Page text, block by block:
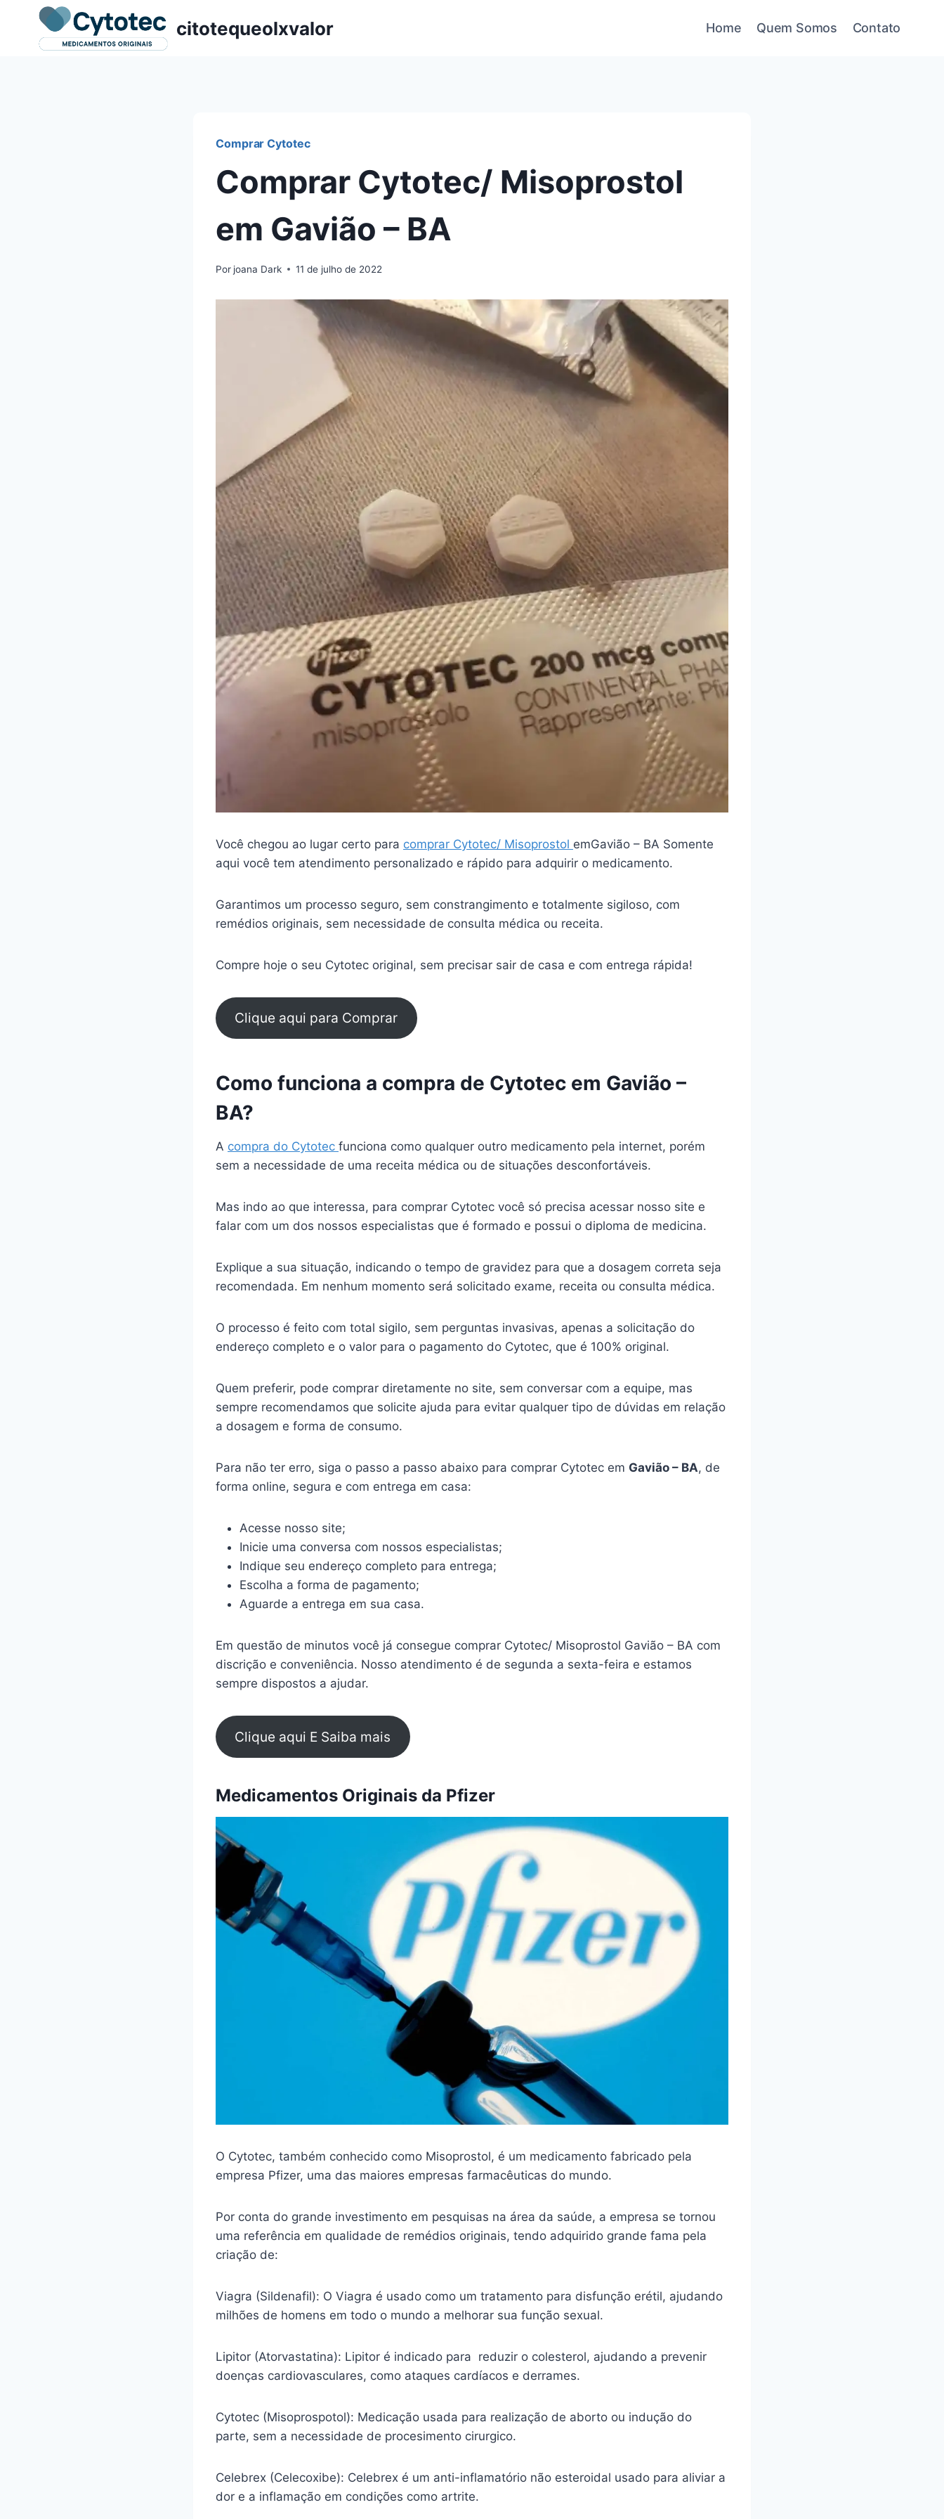
citotequeolxvalor Home Quem Somos Contato
Comprar Cytotec
Comprar Cytotec/ Misoprostol
em Gavião – BA
Por joana Dark 11 de julho de 2022
Você chegou ao lugar certo para comprar Cytotec/ Misoprostol emGavião – BA Somente
aqui você tem atendimento personalizado e rápido para adquirir o medicamento.
Garantimos um processo seguro, sem constrangimento e totalmente sigiloso, com
remédios originais, sem necessidade de consulta médica ou receita.
Compre hoje o seu Cytotec original, sem precisar sair de casa e com entrega rápida!
Clique aqui para Comprar
Como funciona a compra de Cytotec em Gavião –
BA?
A compra do Cytotec funciona como qualquer outro medicamento pela internet, porém
sem a necessidade de uma receita médica ou de situações desconfortáveis.
Mas indo ao que interessa, para comprar Cytotec você só precisa acessar nosso site e
falar com um dos nossos especialistas que é formado e possui o diploma de medicina.
Explique a sua situação, indicando o tempo de gravidez para que a dosagem correta seja
recomendada. Em nenhum momento será solicitado exame, receita ou consulta médica.
O processo é feito com total sigilo, sem perguntas invasivas, apenas a solicitação do
endereço completo e o valor para o pagamento do Cytotec, que é 100% original.
Quem preferir, pode comprar diretamente no site, sem conversar com a equipe, mas
sempre recomendamos que solicite ajuda para evitar qualquer tipo de dúvidas em relação
a dosagem e forma de consumo.
Para não ter erro, siga o passo a passo abaixo para comprar Cytotec em Gavião – BA, de
forma online, segura e com entrega em casa:
Acesse nosso site;
Inicie uma conversa com nossos especialistas;
Indique seu endereço completo para entrega;
Escolha a forma de pagamento;
Aguarde a entrega em sua casa.
Em questão de minutos você já consegue comprar Cytotec/ Misoprostol Gavião – BA com
discrição e conveniência. Nosso atendimento é de segunda a sexta-feira e estamos
sempre dispostos a ajudar.
Clique aqui E Saiba mais
Medicamentos Originais da Pfizer
O Cytotec, também conhecido como Misoprostol, é um medicamento fabricado pela
empresa Pfizer, uma das maiores empresas farmacêuticas do mundo.
Por conta do grande investimento em pesquisas na área da saúde, a empresa se tornou
uma referência em qualidade de remédios originais, tendo adquirido grande fama pela
criação de:
Viagra (Sildenafil): O Viagra é usado como um tratamento para disfunção erétil, ajudando
milhões de homens em todo o mundo a melhorar sua função sexual.
Lipitor (Atorvastatina): Lipitor é indicado para reduzir o colesterol, ajudando a prevenir
doenças cardiovasculares, como ataques cardíacos e derrames.
Cytotec (Misoprospotol): Medicação usada para realização de aborto ou indução do
parte, sem a necessidade de procesimento cirurgico.
Celebrex (Celecoxibe): Celebrex é um anti-inflamatório não esteroidal usado para aliviar a
dor e a inflamação em condições como artrite.